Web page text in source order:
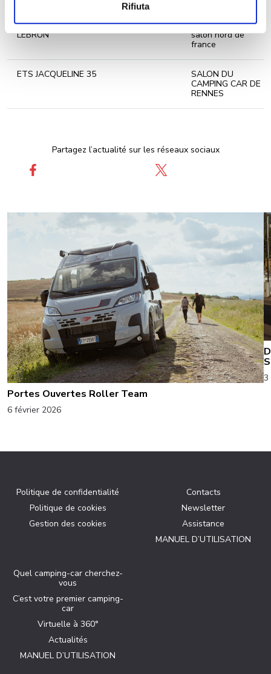
Rifiuta
LEBRUN
salon nord de
france
ETS JACQUELINE 35
SALON DU
CAMPING CAR DE
RENNES
Partagez l’actualité sur les réseaux sociaux
Portes Ouvertes Roller Team
6 février 2026
3
Politique de confidentialité
Politique de cookies
Gestion des cookies
Contacts
Newsletter
Assistance
MANUEL D’UTILISATION
Quel camping-car cherchez-
vous
C’est votre premier camping-
car
Virtuelle à 360°
Actualités
MANUEL D’UTILISATION